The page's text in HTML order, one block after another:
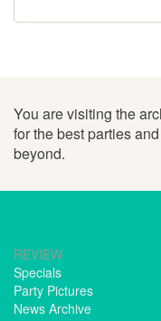
You are visiting the
for the best parties
beyond.
REVIEW
Specials
Party Pictures
News Archive